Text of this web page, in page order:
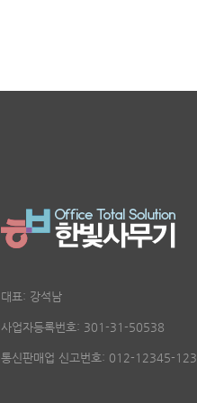
대표: 강석남
사업자등록번호: 301-31-50538
통신판매업 신고번호: 012-12345-123